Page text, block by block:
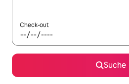
Check-out
Suche